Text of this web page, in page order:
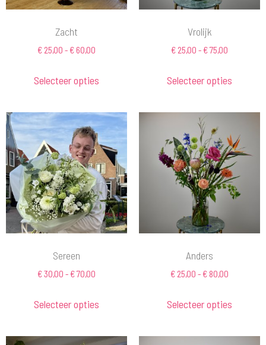
Zacht
€ 25,00 -€60,00
Selecteer opties
Vrolijk
€ 25,00 -€75,00
Selecteer opties
Sereen
€30,00 -€70,00
Selecteer opties
Anders
€ 25,00 -€ 80,00
Selecteer opties